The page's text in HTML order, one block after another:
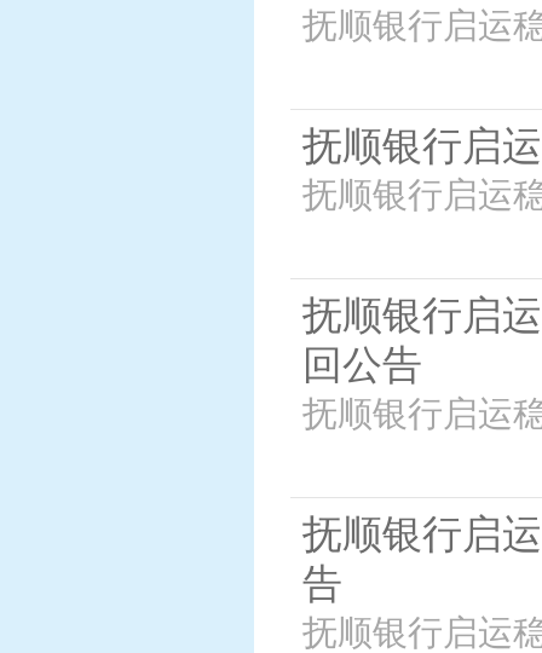
抚顺银行启运
抚顺银行启
抚顺银行启运
抚顺银行启
回公告
抚顺银行启运
抚顺银行启
告
抚顺银行启运